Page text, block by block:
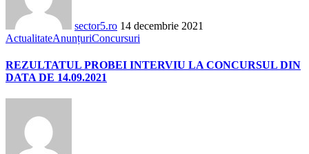
sector5.ro 14 decembrie 2021
ActualitateAnunțuriConcursuri
REZULTATUL PROBEI INTERVIU LA CONCURSUL DIN
DATA DE 14.09.2021